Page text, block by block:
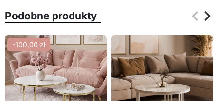
Podobne produkty keyboard_arrow_left
keyboard_arrow_right
-100,00 zł